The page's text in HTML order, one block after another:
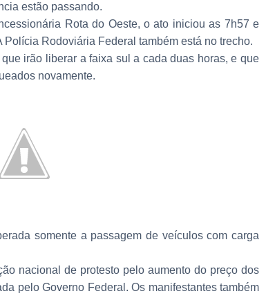
estão passando.
Rota do Oeste, o ato iniciou as 7h57 e
Rodoviária Federal também está no trecho.
irão liberar a faixa sul a cada duas horas, e que
novamente.
somente a passagem de veículos com carga
nacional de protesto pelo aumento do preço dos
pelo Governo Federal. Os manifestantes também